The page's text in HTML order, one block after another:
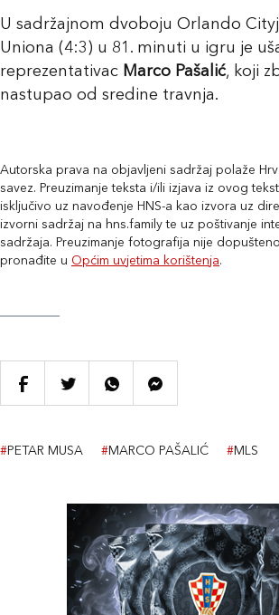
U sadržajnom dvoboju Orlando
Uniona (4:3) u 81. minuti u igru je
reprezentativac Marco Pašalić, koji
nastupao od sredine travnja.
Autorska prava na objavljeni sadržaj polaže
savez. Preuzimanje teksta i/ili izjava iz ovog
isključivo uz navođenje HNS-a kao izvora uz
izvorni sadržaj na hns.family te uz poštivanje
sadržaja. Preuzimanje fotografija nije
pronađite u Općim uvjetima korištenja.
#PETAR MUSA #MARCO PAŠALIĆ #MLS